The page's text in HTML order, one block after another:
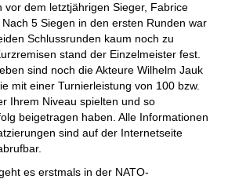
vor dem letztjährigen Sieger, Fabrice
5 Siegen in den ersten Runden war
Schlussrunden kaum noch zu
stand der Einzelmeister fest.
sind noch die Akteure Wilhelm Jauk
mit einer Turnierleistung von 100 bzw.
Ihrem Niveau spielten und so
beigetragen haben. Alle Informationen
sind auf der Internetseite
es erstmals in der NATO-